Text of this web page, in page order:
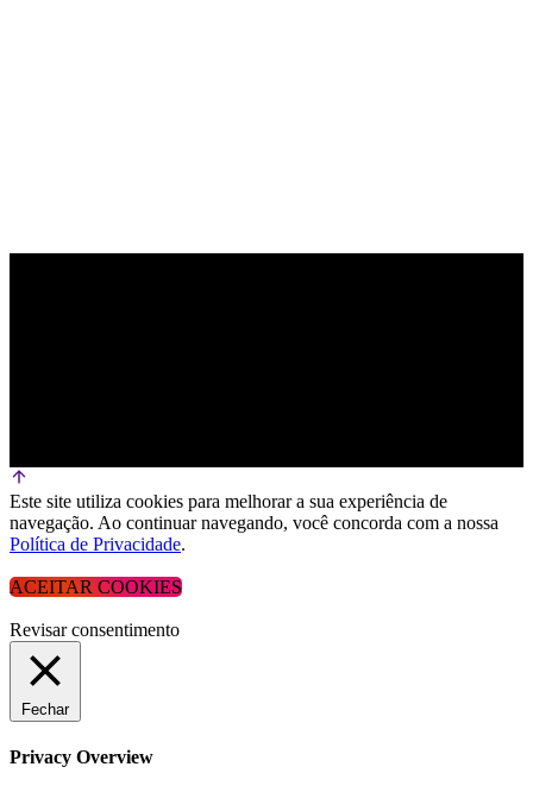
Este site utiliza cookies para melhorar a sua experiência de
navegação. Ao continuar navegando, você concorda com a nossa
Política de Privacidade.
ACEITAR COOKIES
Revisar consentimento
Fechar
Privacy Overview